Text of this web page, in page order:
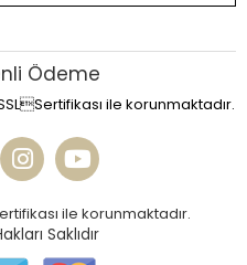
Ödeme
ile korunmaktadır.
ile korunmaktadır.
Saklıdır